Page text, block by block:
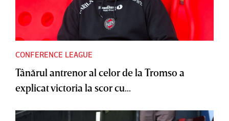
CONFERENCE LEAGUE
Tânărul antrenor al celor de la Tromso a
explicat victoria la scor cu...